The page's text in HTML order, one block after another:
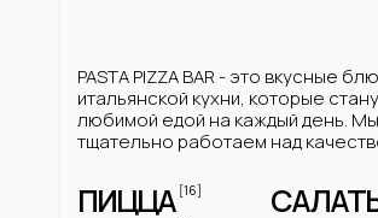
ПИЦЦА [16]
PASTA PIZZA BAR - это вкусные
итальянской кухни, которые
любимой едой на каждый день. Мы
тщательно работаем над